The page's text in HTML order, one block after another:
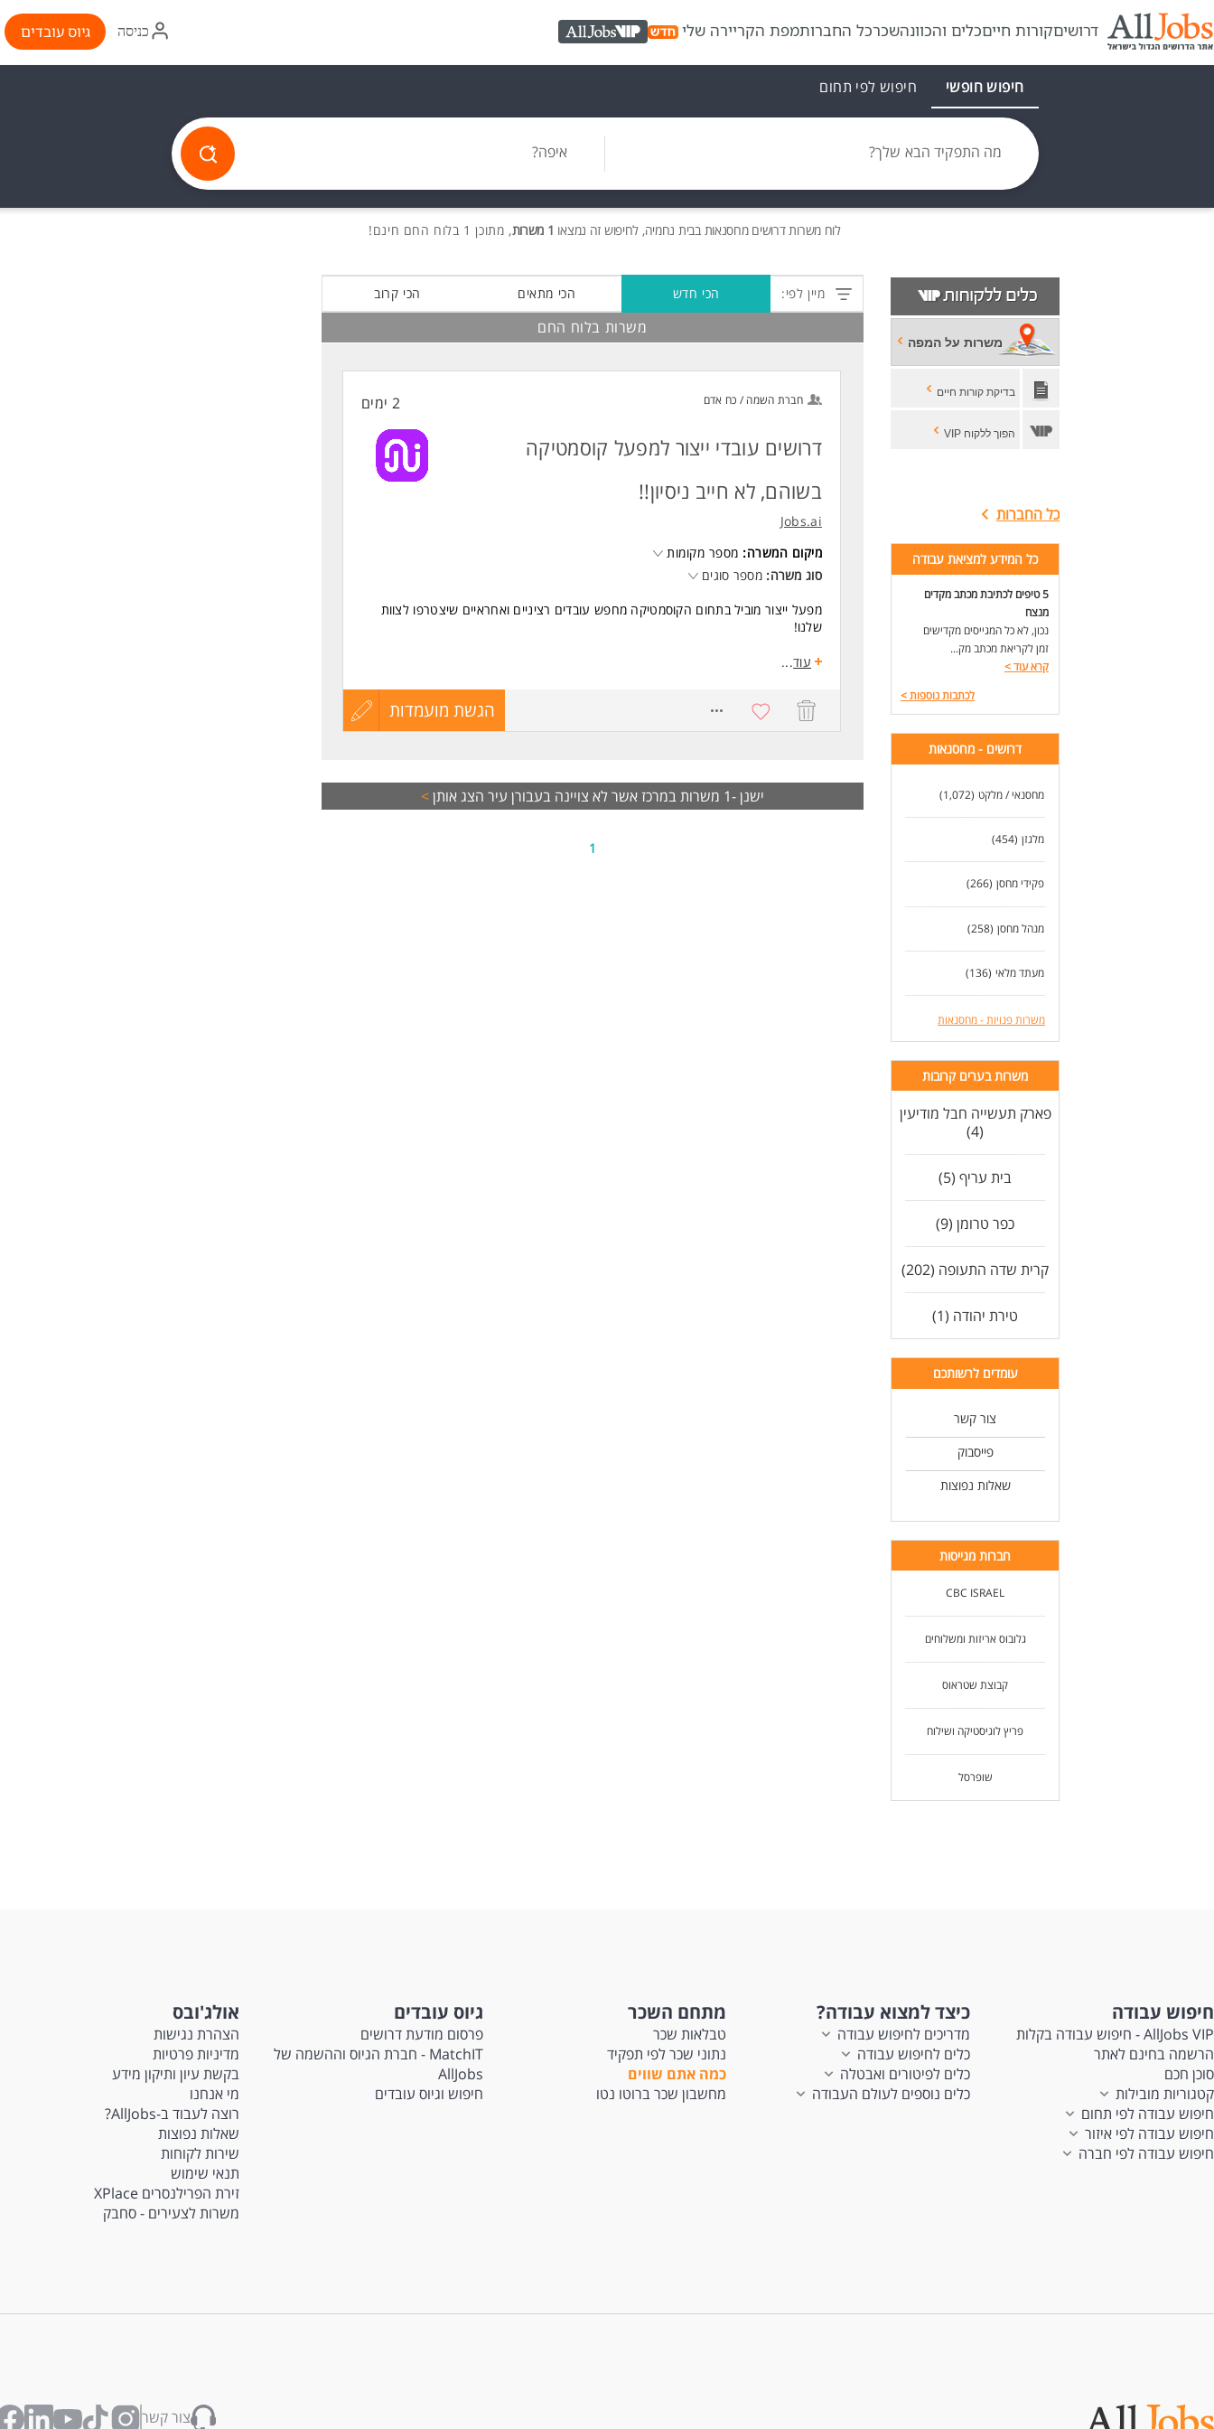
דרושיםקורות חייםכלים והכוונהשכרכל החברותמפת הקריירה שלי AllJobs VIP
איקון
התחברות
כניסה גיוס עובדים
חיפוש חופשי חיפוש לפי תחום
מה התפקיד הבא שלך? איפה?
לוח משרותדרושים מחסנאות בבית נחמיה, לחיפוש זה נמצאו 1 משרות , מתוכן 1 בלוח החם חינם!
משרות על המפה
בדיקת קורות חיים
הפוך ללקוח VIP
כל החברות
כל המידע למציאת עבודה
5 טיפים לכתיבת מכתב מקדים
מנצח
נכון, לא כל המגייסים מקדישים
זמן לקריאת מכתב מק...
קרא עוד>
לכתבות נוספות>
דרושים - מחסנאות
מחסנאי / מלקט (1,072)
מלגזן (454)
פקידי מחסן (266)
מנהל מחסן (258)
מעתד מלאי (136)
משרות פנויות - מחסנאות
משרות בערים קרובות
פארק תעשייה חבל מודיעין
(4)
בית עריף (5)
כפר טרומן (9)
קרית שדה התעופה (202)
טירת יהודה (1)
עומדים לרשותכם
צור קשר
פייסבוק
שאלות נפוצות
חברות מגייסות
CBC ISRAEL
גלובוס אריזות ומשלוחים
קבוצת שטראוס
פריץ לוגיסטיקה ושילוח
שופרסל
מיין לפי: הכי חדש הכי מתאים הכי קרוב
משרות בלוח החם
חברת השמה / כח אדם 2 ימים
דרושים עובדי ייצור למפעל קוסמטיקה
בשוהם, לא חייב ניסיון!!
Jobs.ai
מיקום המשרה: מספר מקומות
סוג משרה: מספר סוגים
מפעל ייצור מוביל בתחום הקוסמטיקה מחפש עובדים רציניים ואחראיים שיצטרפו לצוות
שלנו!
פרטי המשרה:
הסעות מסודרות מלוד ומאור יהודה.
עבודה בסביבת ייצור נקייה ונעימה, עם אפשרויות להתקדם.
יציבות תעסוקתית לטווח ארוך.
סביבת עבודה מקצועית ומשפחתית.
אפשרויות קידום למתאימים.
עוד...
הגשת מועמדות
עדכון
ישנן -1 משרות במרכז אשר לא צויינה בעבורן עיר הצג אותן>
1
חיפוש עבודה
AllJobs VIP - חיפוש עבודה בקלות
הרשמה בחינם לאתר
סוכן חכם
קטגוריות מובילות
חיפוש עבודה לפי תחום
חיפוש עבודה לפי איזור
חיפוש עבודה לפי חברה
כיצד למצוא עבודה?
מדריכים לחיפוש עבודה
כלים לחיפוש עבודה
כלים לפיטורים ואבטלה
כלים נוספים לעולם העבודה
מתחם השכר
טבלאות שכר
נתוני שכר לפי תפקיד
כמה אתם שווים
מחשבון שכר ברוטו נטו
גיוס עובדים
פרסום מודעת דרושים
MatchIT - חברת הגיוס וההשמה של
AllJobs
חיפוש וגיוס עובדים
אולג'ובס
הצהרת נגישות
מדיניות פרטיות
בקשת עיון ותיקון מידע
מי אנחנו
רוצה לעבוד ב-AllJobs?
שאלות נפוצות
שירות לקוחות
תנאי שימוש
זירת הפרילנסרים XPlace
משרות לצעירים - סחבק
צור קשר